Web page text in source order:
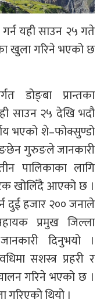
गर्न यही साउन २५ गते
खुला गरिने भएको छ
डोङ्बा प्रान्तका
साउन २५ देखि भदौ
भएको शे–फोक्सुण्डो
गुरुङले जानकारी
पालिकाका लागि
खोलिँदै आएको छ ।
दुई हजार २०० जनाले
प्रमुख जिल्ला
दिनुभयो ।
सशस्त्र प्रहरी र
गरिने भएको छ ।
गरिएको थियो ।